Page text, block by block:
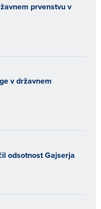
prvenstvu v
v državnem
odsotnost Gajserja